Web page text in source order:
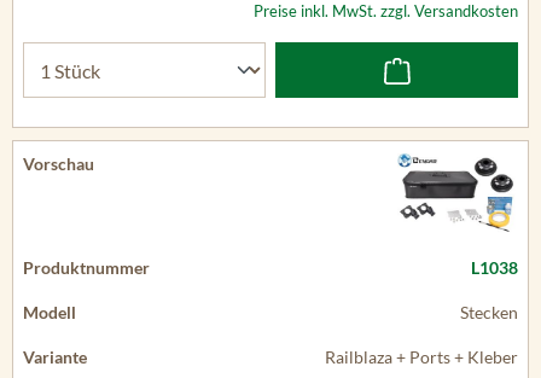
Preise inkl. MwSt. zzgl. Versandkosten
L1038
Stecken
Railblaza + Ports + Kleber